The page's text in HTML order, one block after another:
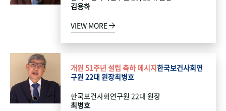
김용하
VIEW MORE
개원 51주년 설립 축하 메시지한국보건사회연
구원 22대 원장최병호
한국보건사회연구원 22대 원장
최병호